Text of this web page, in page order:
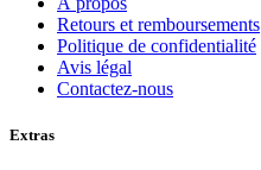
Retours et remboursements
Politique de confidentialité
Avis légal
Contactez-nous
Extras